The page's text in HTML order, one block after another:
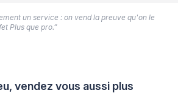
vendez vous aussi plus
un service : on vend la preuve qu'on le
Plus que pro.”